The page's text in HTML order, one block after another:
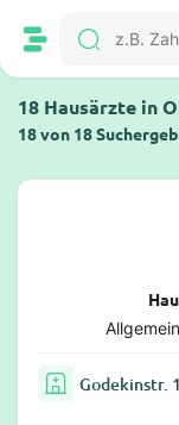
18 Hausärzte in
18 von 18
Godekinstr.